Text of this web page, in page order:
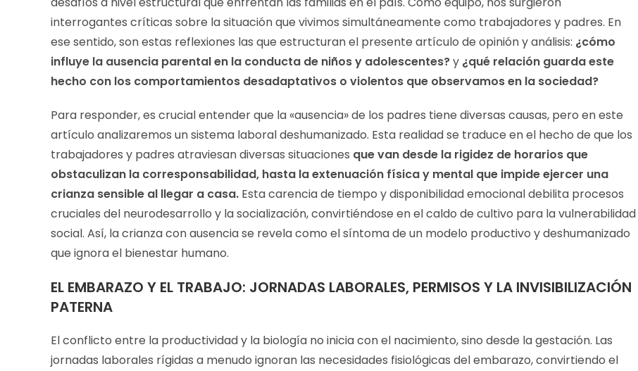
interrogantes críticas sobre la situación que vivimos simultáneamente como trabajadores y padres. En
ese sentido, son estas reflexiones las que estructuran el presente artículo de opinión y análisis: ¿cómo
influye la ausencia parental en la conducta de niños y adolescentes?y ¿qué relación guarda este
hecho con los comportamientos desadaptativos o violentos que observamos en la sociedad?
Para responder, es crucial entender que la «ausencia» de los padres tiene diversas causas, pero en este
artículo analizaremos un sistema laboral deshumanizado. Esta realidad se traduce en el hecho de que los
trabajadores y padres atraviesan diversas situaciones que van desde la rigidez de horarios que
obstaculizan la corresponsabilidad, hasta la extenuación física y mental que impide ejercer una
crianza sensible al llegar a casa. Esta carencia de tiempo y disponibilidad emocional debilita procesos
cruciales del neurodesarrollo y la socialización, convirtiéndose en el caldo de cultivo para la vulnerabilidad
social. Así, la crianza con ausencia se revela como el síntoma de un modelo productivo y deshumanizado
que ignora el bienestar humano.
EL EMBARAZO Y EL TRABAJO: JORNADAS LABORALES, PERMISOS Y LA INVISIBILIZACIÓN
PATERNA
El conflicto entre la productividad y la biología no inicia con el nacimiento, sino desde la gestación. Las
jornadas laborales rígidas a menudo ignoran las necesidades fisiológicas del embarazo, convirtiendo el